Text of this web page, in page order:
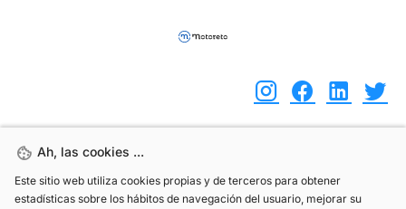
Ah, las cookies ...
Este sitio web utiliza cookies propias y de terceros para obtener
estadísticas sobre los hábitos de navegación del usuario, mejorar su
Ah, las cookies ...
Este sitio web utiliza cookies propias y de terceros para obtener
estadísticas sobre los hábitos de navegación del usuario, mejorar su
info@motoreto.com